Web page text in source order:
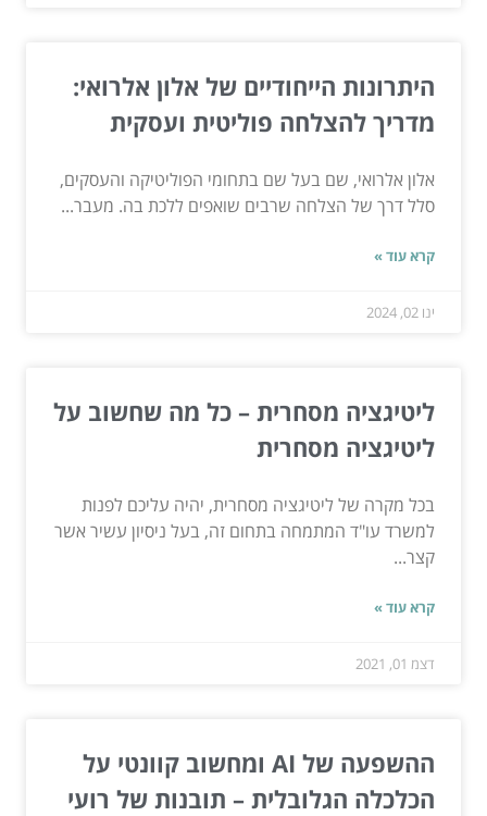
היתרונות הייחודיים של אלון אלרואי:
מדריך להצלחה פוליטית ועסקית
אלון אלרואי, שם בעל שם בתחומי הפוליטיקה והעסקים,
סלל דרך של הצלחה שרבים שואפים ללכת בה. מעבר...
קרא עוד »
ינו 02, 2024
ליטיגציה מסחרית – כל מה שחשוב על
ליטיגציה מסחרית
בכל מקרה של ליטיגציה מסחרית, יהיה עליכם לפנות
למשרד עו"ד המתמחה בתחום זה, בעל ניסיון עשיר אשר
קצר...
קרא עוד »
דצמ 01, 2021
ההשפעה של AI ומחשוב קוונטי על
הכלכלה הגלובלית – תובנות של רועי